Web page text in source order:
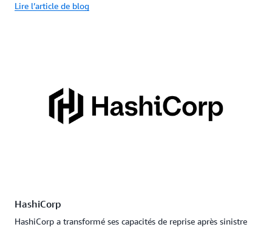
Lire l’article de blog
HashiCorp
HashiCorp a transformé ses capacités de reprise après sinistre